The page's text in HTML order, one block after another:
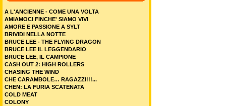
A L'ANCIENNE - COME UNA VOLTA
AMIAMOCI FINCHE' SIAMO VIVI
AMORE E PASSIONE A SYLT
BRIVIDI NELLA NOTTE
BRUCE LEE - THE FLYING DRAGON
BRUCE LEE IL LEGGENDARIO
BRUCE LEE, IL CAMPIONE
CASH OUT 2: HIGH ROLLERS
CHASING THE WIND
CHE CARAMBOLE… RAGAZZI!!!...
CHEN: LA FURIA SCATENATA
COLD MEAT
COLONY